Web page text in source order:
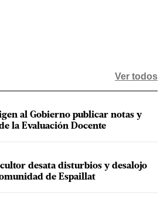
Ver todos
al Gobierno publicar notas y
la Evaluación Docente
desata disturbios y desalojo
de Espaillat